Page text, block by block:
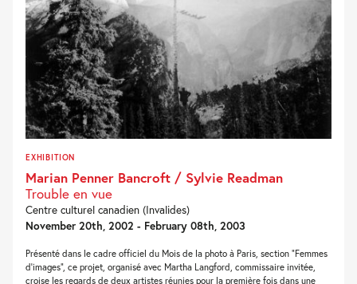
EXHIBITION
Marian Penner Bancroft / Sylvie Readman
Trouble en vue
Centre culturel canadien (Invalides)
November 20th, 2002 - February 08th, 2003
Présenté dans le cadre officiel du Mois de la photo à Paris, section "Femmes
d'images", ce projet, organisé avec Martha Langford, commissaire invitée,
croise les regards de deux artistes réunies pour la première fois dans une